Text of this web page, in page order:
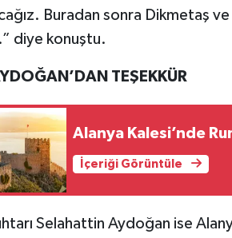
Buradan sonra Dikmetaş
diye konuştu.
TEŞEKKÜR
Alanya Kalesi’nde
İçeriği Görüntüle
Selahattin Aydoğan ise